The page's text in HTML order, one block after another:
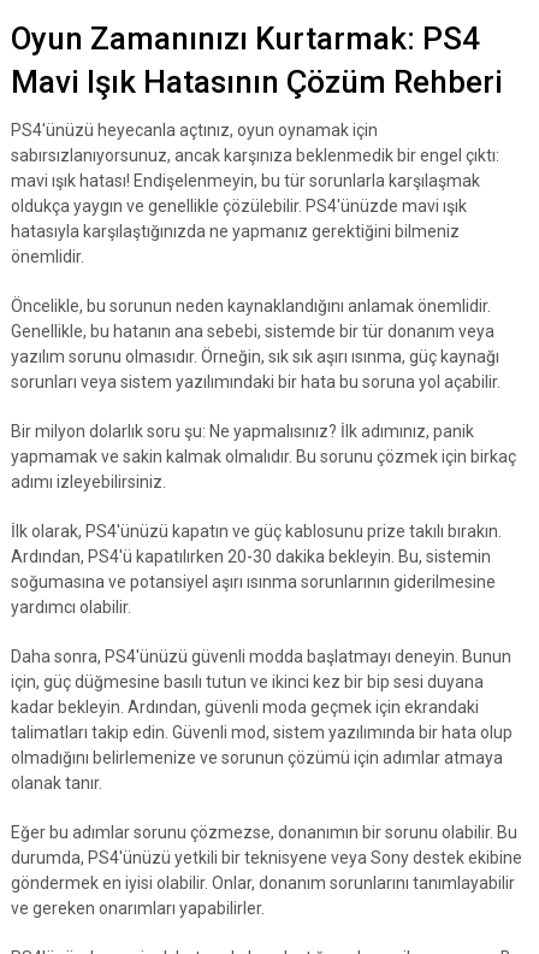
Oyun Zamanınızı Kurtarmak: PS4
Mavi Işık Hatasının Çözüm Rehberi
PS4'ünüzü heyecanla açtınız, oyun oynamak için
sabırsızlanıyorsunuz, ancak karşınıza beklenmedik bir engel çıktı:
mavi ışık hatası! Endişelenmeyin, bu tür sorunlarla karşılaşmak
oldukça yaygın ve genellikle çözülebilir. PS4'ünüzde mavi ışık
hatasıyla karşılaştığınızda ne yapmanız gerektiğini bilmeniz
önemlidir.
Öncelikle, bu sorunun neden kaynaklandığını anlamak önemlidir.
Genellikle, bu hatanın ana sebebi, sistemde bir tür donanım veya
yazılım sorunu olmasıdır. Örneğin, sık sık aşırı ısınma, güç kaynağı
sorunları veya sistem yazılımındaki bir hata bu soruna yol açabilir.
Bir milyon dolarlık soru şu: Ne yapmalısınız? İlk adımınız, panik
yapmamak ve sakin kalmak olmalıdır. Bu sorunu çözmek için birkaç
adımı izleyebilirsiniz.
İlk olarak, PS4'ünüzü kapatın ve güç kablosunu prize takılı bırakın.
Ardından, PS4'ü kapatılırken 20-30 dakika bekleyin. Bu, sistemin
soğumasına ve potansiyel aşırı ısınma sorunlarının giderilmesine
yardımcı olabilir.
Daha sonra, PS4'ünüzü güvenli modda başlatmayı deneyin. Bunun
için, güç düğmesine basılı tutun ve ikinci kez bir bip sesi duyana
kadar bekleyin. Ardından, güvenli moda geçmek için ekrandaki
talimatları takip edin. Güvenli mod, sistem yazılımında bir hata olup
olmadığını belirlemenize ve sorunun çözümü için adımlar atmaya
olanak tanır.
Eğer bu adımlar sorunu çözmezse, donanımın bir sorunu olabilir. Bu
durumda, PS4'ünüzü yetkili bir teknisyene veya Sony destek ekibine
göndermek en iyisi olabilir. Onlar, donanım sorunlarını tanımlayabilir
ve gereken onarımları yapabilirler.